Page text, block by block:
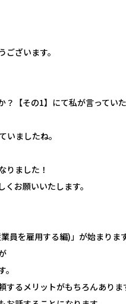
ざいます。
？【その1】にて私が言ってい
ましたね。
りました！
お願いいたします。
員を雇用する編)」が始まります
するメリットがもちろんありま